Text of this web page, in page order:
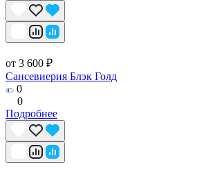
от 3 600 ₽
Сансевиерия Блэк Голд
0
0
Подробнее